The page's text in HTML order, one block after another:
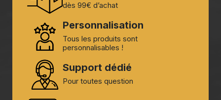
dès 99€ d’achat
Personnalisation
Tous les produits sont
personnalisables !
Support dédié
Pour toutes question